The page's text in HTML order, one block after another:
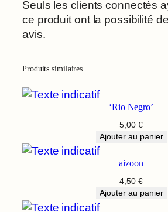
Seuls les clients connectés
ce produit ont la possibilité
avis.
Produits similaires
‘Rio Negro’
5,00 €
Ajouter au panier
aizoon
4,50 €
Ajouter au panier